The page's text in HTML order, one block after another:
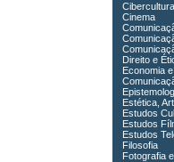
Cibercultura
Cinema
Direito e
Economia
Estética,
Estudos
Estudos
Estudos
Filosofia
Fotografia